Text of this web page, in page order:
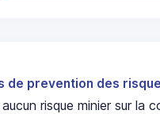
de prevention des
risque minier sur la